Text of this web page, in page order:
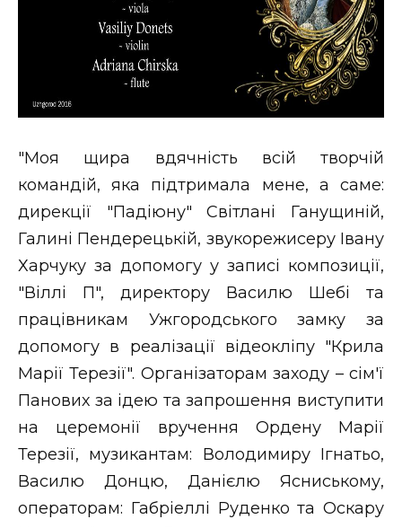
"Моя щира вдячність всій творчій
командій, яка підтримала мене, а саме:
дирекції "Падіюну" Світлані Ганущиній,
Галині Пендерецькій, звукорежисеру Івану
Харчуку за допомогу у записі композиції,
"Віллі П", директору Василю Шебі та
працівникам Ужгородського замку за
допомогу в реалізації відеокліпу "Крила
Марії Терезії". Організаторам заходу – сім'ї
Панових за ідею та запрошення виступити
на церемонії вручення Ордену Марії
Терезії, музикантам: Володимиру Ігнатьо,
Василю Донцю, Данієлю Ясниському,
операторам: Габріеллі Руденко та Оскару